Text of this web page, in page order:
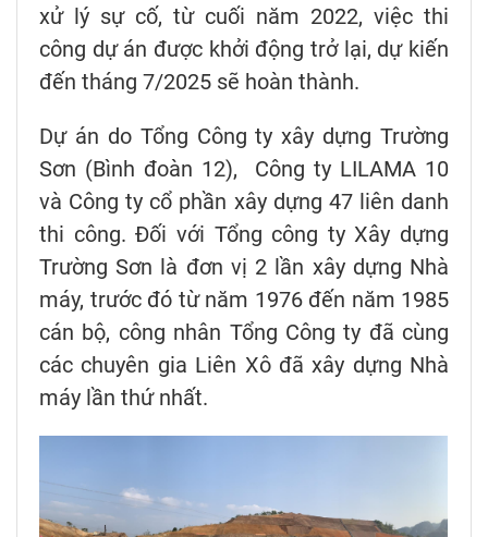
xử lý sự cố, từ cuối năm 2022, việc thi
công dự án được khởi động trở lại, dự kiến
đến tháng 7/2025 sẽ hoàn thành.
Dự án do Tổng Công ty xây dựng Trường
Sơn (Bình đoàn 12), Công ty LILAMA 10
và Công ty cổ phần xây dựng 47 liên danh
thi công. Đối với Tổng công ty Xây dựng
Trường Sơn là đơn vị 2 lần xây dựng Nhà
máy, trước đó từ năm 1976 đến năm 1985
cán bộ, công nhân Tổng Công ty đã cùng
các chuyên gia Liên Xô đã xây dựng Nhà
máy lần thứ nhất.